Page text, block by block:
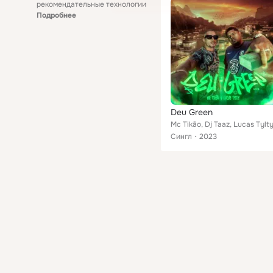
рекомендательные технологии
Подробнее
Deu Green
Mc Tikão, Dj Taaz, Lucas Tylty
Сингл
2023